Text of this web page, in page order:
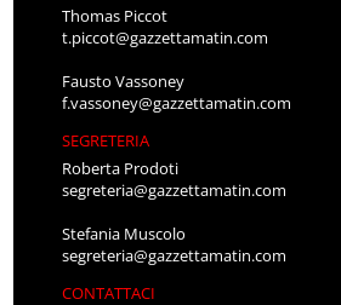
Thomas Piccot
t.piccot@gazzettamatin.com
Fausto Vassoney
f.vassoney@gazzettamatin.com
SEGRETERIA
Roberta Prodoti
segreteria@gazzettamatin.com
Stefania Muscolo
segreteria@gazzettamatin.com
CONTATTACI